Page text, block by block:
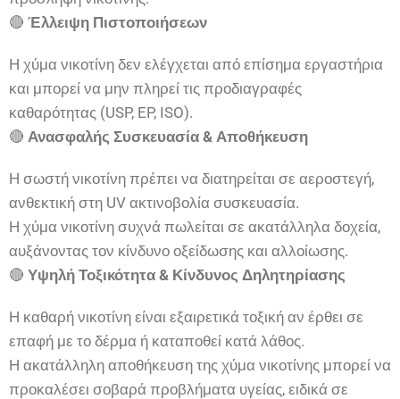
🔴 Έλλειψη Πιστοποιήσεων
Η χύμα νικοτίνη δεν ελέγχεται από επίσημα εργαστήρια
και μπορεί να μην πληρεί τις προδιαγραφές
καθαρότητας (USP, EP, ISO).
🔴 Ανασφαλής Συσκευασία & Αποθήκευση
Η σωστή νικοτίνη πρέπει να διατηρείται σε αεροστεγή,
ανθεκτική στη UV ακτινοβολία συσκευασία.
Η χύμα νικοτίνη συχνά πωλείται σε ακατάλληλα δοχεία,
αυξάνοντας τον κίνδυνο οξείδωσης και αλλοίωσης.
🔴 Υψηλή Τοξικότητα & Κίνδυνος Δηλητηρίασης
Η καθαρή νικοτίνη είναι εξαιρετικά τοξική αν έρθει σε
επαφή με το δέρμα ή καταποθεί κατά λάθος.
Η ακατάλληλη αποθήκευση της χύμα νικοτίνης μπορεί να
προκαλέσει σοβαρά προβλήματα υγείας, ειδικά σε